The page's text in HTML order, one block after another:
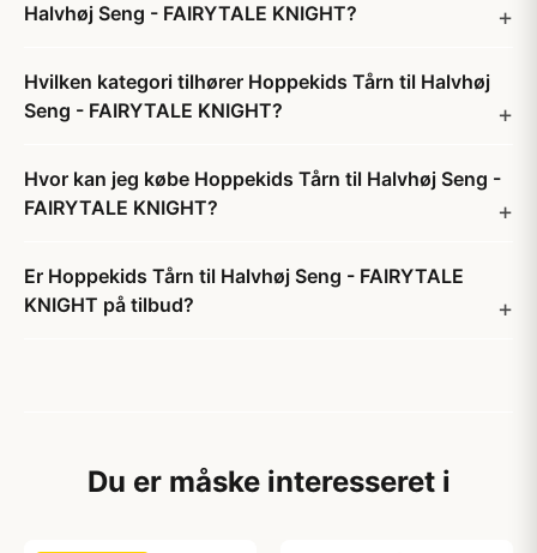
Halvhøj Seng - FAIRYTALE KNIGHT?
Hvilken kategori tilhører Hoppekids Tårn til Halvhøj
Seng - FAIRYTALE KNIGHT?
Hvor kan jeg købe Hoppekids Tårn til Halvhøj Seng -
FAIRYTALE KNIGHT?
Er Hoppekids Tårn til Halvhøj Seng - FAIRYTALE
KNIGHT på tilbud?
Du er måske interesseret i